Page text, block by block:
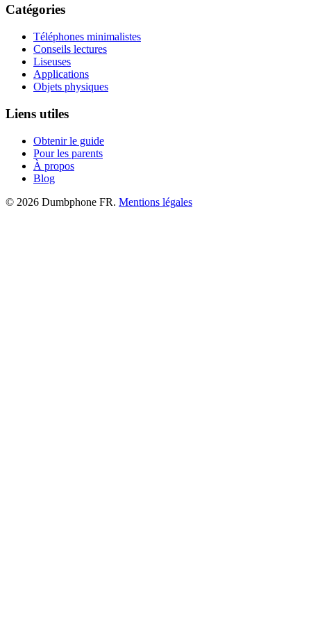
Catégories
Téléphones minimalistes
Conseils lectures
Liseuses
Applications
Objets physiques
Liens utiles
Obtenir le guide
Pour les parents
À propos
Blog
© 2026 Dumbphone FR. Mentions légales